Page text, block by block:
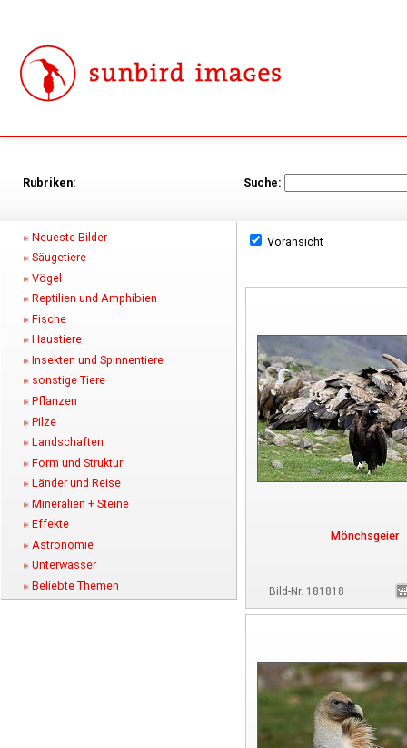
Rubriken: Suche:
Neueste Bilder
Säugetiere
Vögel
Reptilien und Amphibien
Fische
Haustiere
Insekten und Spinnentiere
sonstige Tiere
Pflanzen
Pilze
Landschaften
Form und Struktur
Länder und Reise
Mineralien + Steine
Effekte
Astronomie
Unterwasser
Beliebte Themen
Voransicht
Mönchsgeier
Bild-Nr. 181818